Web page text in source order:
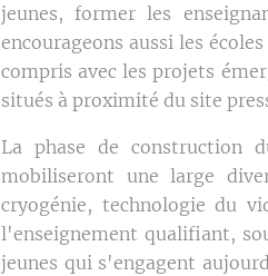
jeunes, former les
encourageons aussi les
compris avec les projets
situés à proximité du site
La phase de construction
mobiliseront une large
cryogénie, technologie du
l'enseignement qualifiant,
jeunes qui s'engagent